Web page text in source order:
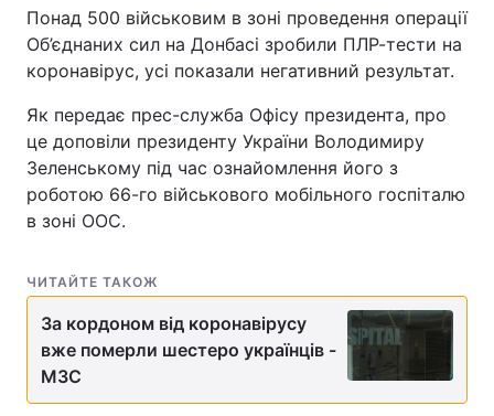
Головна Війна
Економіка Світ
Спорт Наука
Зброя
Здоров'я Туризм
Цікавинки
Понад 500 військовим в зоні проведення операції
Об’єднаних сил на Донбасі зробили ПЛР-тести на
коронавірус, усі показали негативний результат.
Як передає прес-служба Офісу президента, про
це доповіли президенту України Володимиру
Зеленському під час ознайомлення його з
роботою 66-го військового мобільного госпіталю
в зоні ООС.
ЧИТАЙТЕ ТАКОЖ
За кордоном від коронавірусу
вже померли шестеро українців -
МЗС